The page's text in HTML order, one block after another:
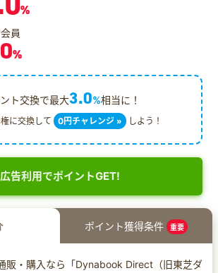
%
員
%
ト交換で最大3.0%相当に！
に交換して 0円チャレンジ » しよう！
広告利用でポイントGET!
ポイント獲得条件 重要
販・購入なら「Dynabook Direct（旧東芝ダ